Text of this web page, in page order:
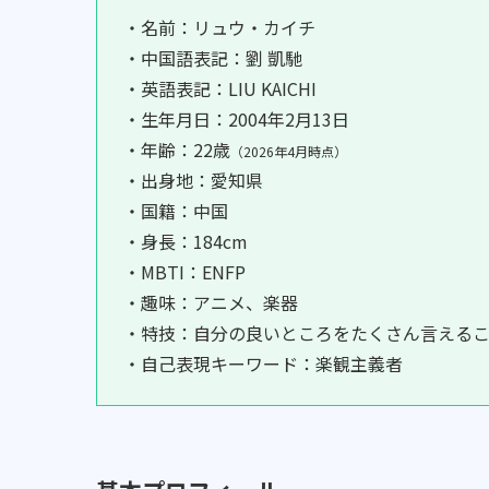
・名前：リュウ・カイチ
・中国語表記：劉 凱馳
・英語表記：LIU KAICHI
・生年月日：2004年2月13日
・年齢：22歳 （2026年4月時点）
・出身地：愛知県
・国籍：中国
・身長：184cm
・MBTI：ENFP
・趣味：アニメ、楽器
・特技：自分の良いところをたくさん言える
・自己表現キーワード：楽観主義者